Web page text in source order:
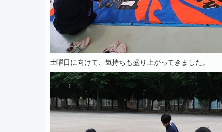
土曜日に向けて、気持ちも盛り上がってきました。